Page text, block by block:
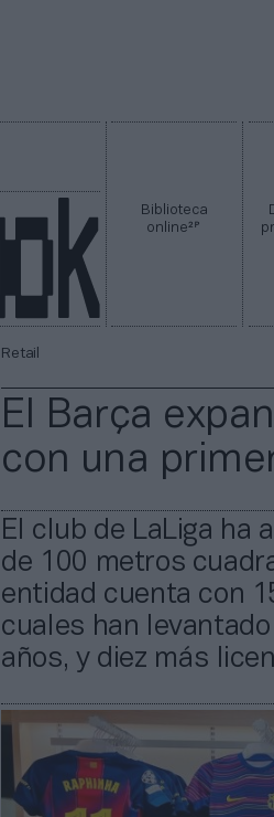
Biblioteca
online2P
Retail
El Barça
con una
El club de LaLiga ha
de 100 metros
entidad cuenta con
cuales han
años, y diez más